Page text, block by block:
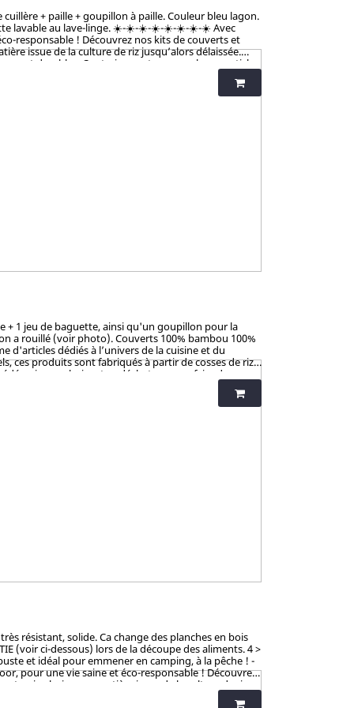
+ paille + goupillon à paille. Couleur bleu lagon.
lavable au lave-linge. ☀️-☀️-☀️-☀️-☀️-☀️-☀️-☀️ Avec
responsable ! Découvrez nos kits de couverts et
issue de la culture de riz jusqu’alors délaissée.
et durables. Contrairement aux nombreux articles
sains et 100% biodégradables. Breveté : procédé
et non-toxicité.
+ 1 jeu de baguette, ainsi qu'un goupillon pour la
a rouillé (voir photo). Couverts 100% bambou 100%
dédiés à l’univers de la cuisine et du
ces produits sont fabriqués à partir de cosses de riz.
unique valorisant ce déchet pour en faire des
pour la coloration et le vernis, ces articles en
SGS (Suisse), BOKEN (Japon), CTI (Chine),
résistant, solide. Ca change des planches en bois
(voir ci-dessous) lors de la découpe des aliments. 4 >
et idéal pour emmener en camping, à la pêche ! -
pour une vie saine et éco-responsable ! Découvrez
qui valorise une matière issue de la culture de riz
ludiques, pratiques et durables. Contrairement